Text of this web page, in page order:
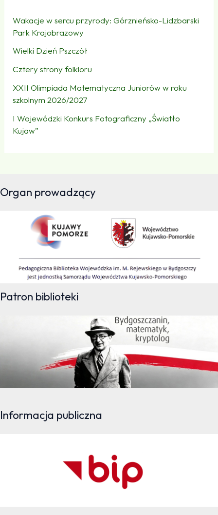
Wakacje w sercu przyrody: Górznieńsko-Lidzbarski
Park Krajobrazowy
Wielki Dzień Pszczół
Cztery strony folkloru
XXII Olimpiada Matematyczna Juniorów w roku
szkolnym 2026/2027
I Wojewódzki Konkurs Fotograficzny „Światło
Kujaw”
Organ prowadzący
Patron biblioteki
Informacja publiczna